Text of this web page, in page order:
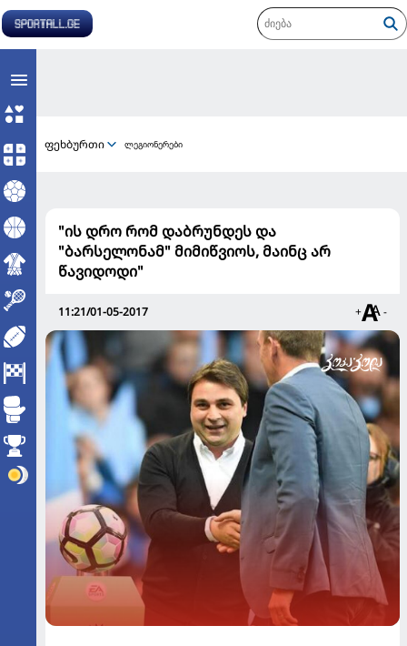
ფეხბურთი ლეგიონერები
"ის დრო რომ დაბრუნდეს და
"ბარსელონამ" მიმიწვიოს, მაინც არ
წავიდოდი"
11:21/01-05-2017 + -